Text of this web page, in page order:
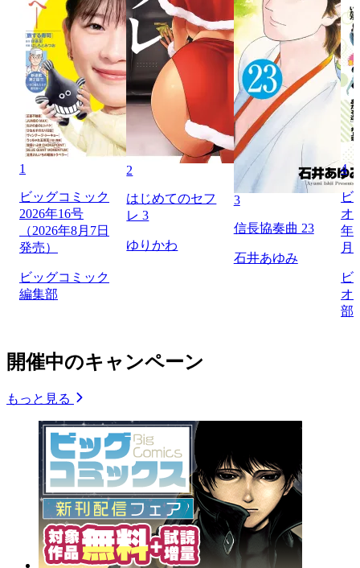
1
ビッグコミック
2026年16号
（2026年8月7日
発売）
ビッグコミック
編集部
2
はじめてのセフ
レ 3
ゆりかわ
3
信長協奏曲 23
石井あゆみ
4
ビ
オ
年
月
ビ
オ
部
開催中のキャンペーン
もっと見る